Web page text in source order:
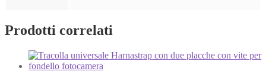
Prodotti correlati